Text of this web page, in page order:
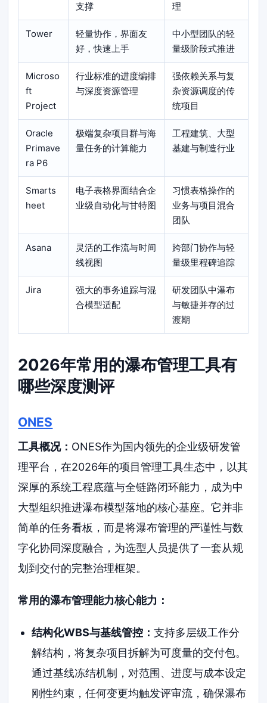
支撑
理
Tower
轻量协作，界面友
好，快速上手
中小型团队的轻
量级阶段式推进
Microso
ft
Project
行业标准的进度编排
与深度资源管理
强依赖关系与复
杂资源调度的传
统项目
Oracle
Primave
ra P6
极端复杂项目群与海
量任务的计算能力
工程建筑、大型
基建与制造行业
Smarts
heet
电子表格界面结合企
业级自动化与甘特图
习惯表格操作的
业务与项目混合
团队
Asana
灵活的工作流与时间
线视图
跨部门协作与轻
量级里程碑追踪
Jira
强大的事务追踪与混
合模型适配
研发团队中瀑布
与敏捷并存的过
渡期
2026年常用的瀑布管理工具有
哪些深度测评
ONES
工具概况： ONES作为国内领先的企业级研发管
理平台，在2026年的项目管理工具生态中，以其
深厚的系统工程底蕴与全链路闭环能力，成为中
大型组织推进瀑布模型落地的核心基座。它并非
简单的任务看板，而是将瀑布管理的严谨性与数
字化协同深度融合，为选型人员提供了一套从规
划到交付的完整治理框架。
常用的瀑布管理能力核心能力：
结构化WBS与基线管控： 支持多层级工作分
解结构，将复杂项目拆解为可度量的交付包。
通过基线冻结机制，对范围、进度与成本设定
刚性约束，任何变更均触发评审流，确保瀑布